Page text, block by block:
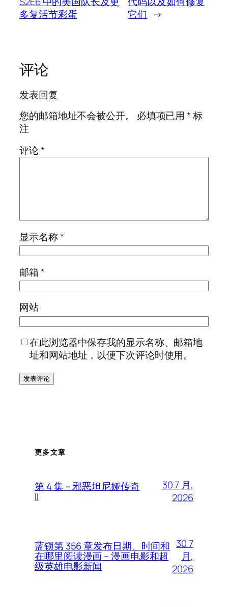
多复活节彩蛋
它们 →
评论
发表回复
您的邮箱地址不会被公开。
必填项已用*标
注
评论*
显示名称*
邮箱*
网站
在此浏览器中保存我的显示名称、邮箱地
址和网站地址，以便下次评论时使用。
更多文章
第 4 集 – 邪恶坦尼娅传奇
II
30 7 月,
2026
蓝锁第 356 章发布日期、时间和
在哪里阅读漫画 – 漫画电影和超
级英雄电影新闻
30 7
月,
2026